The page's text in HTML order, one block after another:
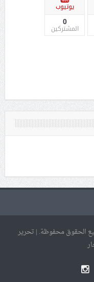
يوتيوب
0
المشتركين
المنال. جميع الحقوق محفوظة. | تحرير